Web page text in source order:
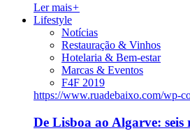
Ler mais+
Lifestyle
Notícias
Restauração & Vinhos
Hotelaria & Bem-estar
Marcas & Eventos
F4F 2019
https://www.ruadebaixo.com/wp-
De Lisboa ao Algarve: seis